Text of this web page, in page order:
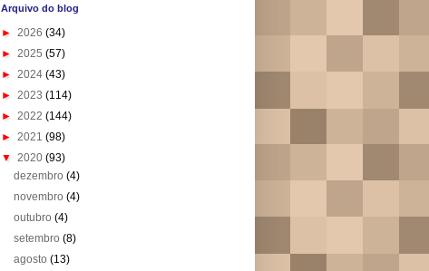
Arquivo do blog
► 2026 (34)
► 2025 (57)
► 2024 (43)
► 2023 (114)
► 2022 (144)
► 2021 (98)
▼ 2020 (93)
dezembro(4)
novembro(4)
outubro(4)
setembro(8)
agosto(13)